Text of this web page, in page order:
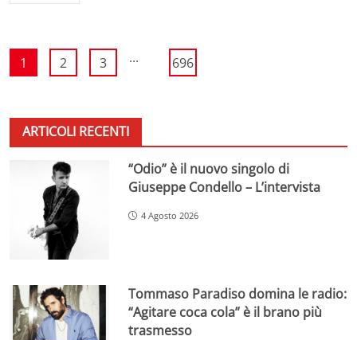
1 2 3 ... 696
ARTICOLI RECENTI
“Odio” è il nuovo singolo di
Giuseppe Condello – L’intervista
4 Agosto 2026
Tommaso Paradiso domina le radio:
“Agitare coca cola” è il brano più
trasmesso